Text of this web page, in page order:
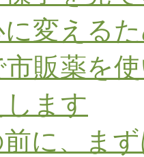
変える
市販薬を
ます
前に、ま